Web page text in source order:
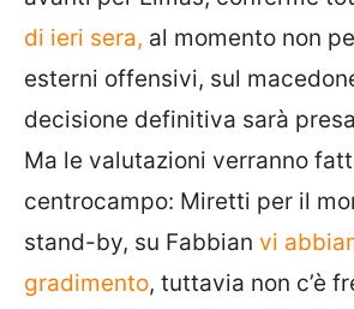
di ieri sera, al momento non
esterni offensivi, sul
decisione definitiva sarà
Ma le valutazioni verranno
centrocampo: Miretti per il
stand-by, su Fabbian vi
gradimento, tuttavia non c’è